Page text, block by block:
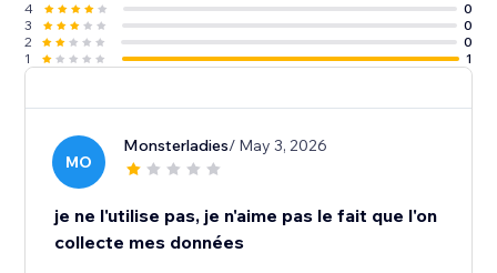
4
0
3
0
2
0
1
1
MO
Monsterladies/ May 3, 2026
je ne l'utilise pas, je n'aime pas le fait que l'on
collecte mes données